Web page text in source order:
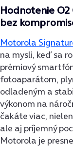
Hodnotenie
bez
Motorola
na mysli, keď sa
prémiový
fotoaparátom,
odladeným a
výkonom na
čakáte viac,
ale aj príjemný
Motorola je